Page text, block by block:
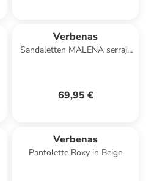
Verbenas
Sandaletten MALENA serraje
69,95 €
Verbenas
Pantolette Roxy in Beige